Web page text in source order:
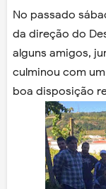
No passado
da direção do
alguns amigos,
culminou com
boa disposição